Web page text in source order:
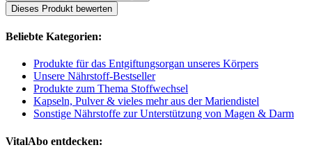
Dieses Produkt bewerten
Beliebte Kategorien:
Produkte für das Entgiftungsorgan unseres Körpers
Unsere Nährstoff-Bestseller
Produkte zum Thema Stoffwechsel
Kapseln, Pulver & vieles mehr aus der Mariendistel
Sonstige Nährstoffe zur Unterstützung von Magen & Darm
VitalAbo entdecken: